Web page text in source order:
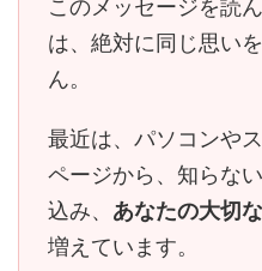
このメッセージを読
は、 絶対に同じ思い
ん。
最近は、パソコンや
ページから、知らな
込み、 あなたの大切
増えています。